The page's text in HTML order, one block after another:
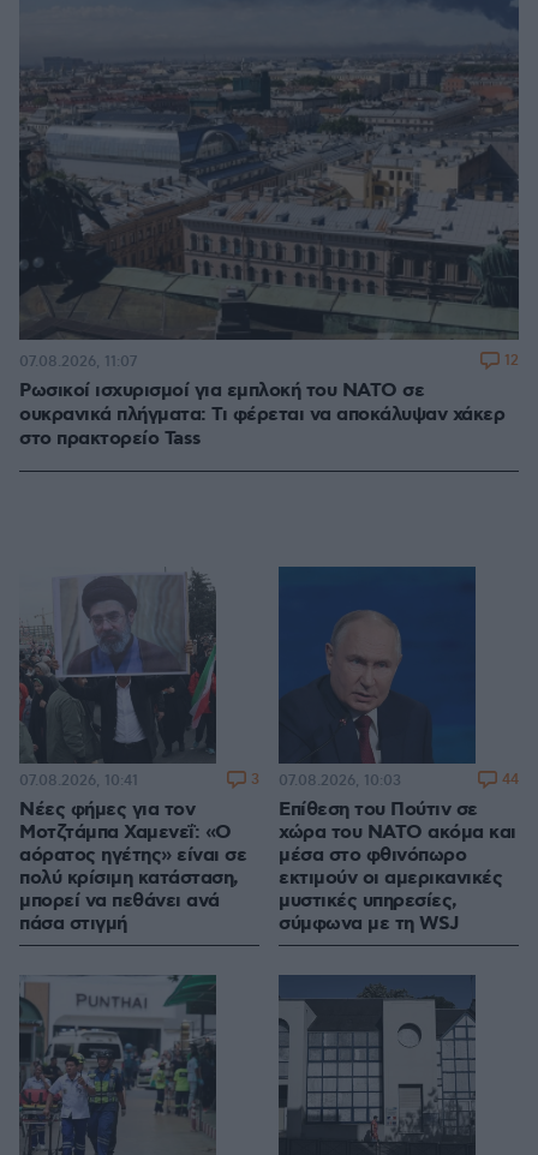
Ρωσικοί ισχυρισμοί για εμπλοκή του ΝΑΤΟ σε
ουκρανικά πλήγματα: Τι φέρεται να αποκάλυψαν χάκερ
στο πρακτορείο Tass
07.08.2026, 11:07 12
Νέες φήμες για τον
Μοτζτάμπα Χαμενεΐ: «Ο
αόρατος ηγέτης» είναι σε
πολύ κρίσιμη κατάσταση,
μπορεί να πεθάνει ανά
πάσα στιγμή
07.08.2026, 10:41 3
Επίθεση του Πούτιν σε
χώρα του ΝΑΤΟ ακόμα και
μέσα στο φθινόπωρο
εκτιμούν οι αμερικανικές
μυστικές υπηρεσίες,
σύμφωνα με τη WSJ
07.08.2026, 10:03 44